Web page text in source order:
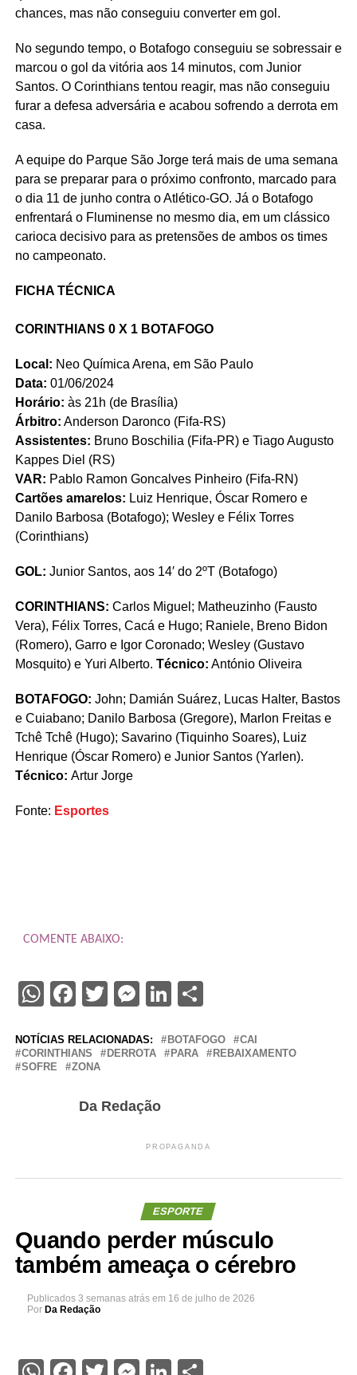
chances, mas não conseguiu converter em gol.
No segundo tempo, o Botafogo conseguiu se sobressair e
marcou o gol da vitória aos 14 minutos, com Junior
Santos. O Corinthians tentou reagir, mas não conseguiu
furar a defesa adversária e acabou sofrendo a derrota em
casa.
A equipe do Parque São Jorge terá mais de uma semana
para se preparar para o próximo confronto, marcado para
o dia 11 de junho contra o Atlético-GO. Já o Botafogo
enfrentará o Fluminense no mesmo dia, em um clássico
carioca decisivo para as pretensões de ambos os times
no campeonato.
FICHA TÉCNICA
CORINTHIANS 0 X 1 BOTAFOGO
Local: Neo Química Arena, em São Paulo
Data: 01/06/2024
Horário: às 21h (de Brasília)
Árbitro: Anderson Daronco (Fifa-RS)
Assistentes: Bruno Boschilia (Fifa-PR) e Tiago Augusto
Kappes Diel (RS)
VAR: Pablo Ramon Goncalves Pinheiro (Fifa-RN)
Cartões amarelos: Luiz Henrique, Óscar Romero e
Danilo Barbosa (Botafogo); Wesley e Félix Torres
(Corinthians)
GOL: Junior Santos, aos 14′ do 2ºT (Botafogo)
CORINTHIANS: Carlos Miguel; Matheuzinho (Fausto
Vera), Félix Torres, Cacá e Hugo; Raniele, Breno Bidon
(Romero), Garro e Igor Coronado; Wesley (Gustavo
Mosquito) e Yuri Alberto. Técnico: António Oliveira
BOTAFOGO: John; Damián Suárez, Lucas Halter, Bastos
e Cuiabano; Danilo Barbosa (Gregore), Marlon Freitas e
Tchê Tchê (Hugo); Savarino (Tiquinho Soares), Luiz
Henrique (Óscar Romero) e Junior Santos (Yarlen).
Técnico: Artur Jorge
Fonte: Esportes
COMENTE ABAIXO:
WhatsApp
Facebook
Twitter
Messenger
LinkedIn
Share
NOTÍCIAS RELACIONADAS: BOTAFOGO
CAI
CORINTHIANS
DERROTA PARA
REBAIXAMENTO
SOFRE
ZONA
Da Redação
PROPAGANDA
ESPORTE
Quando perder músculo
também ameaça o cérebro
Publicados 3 semanas atrás em 16 de julho de 2026
Por Da Redação